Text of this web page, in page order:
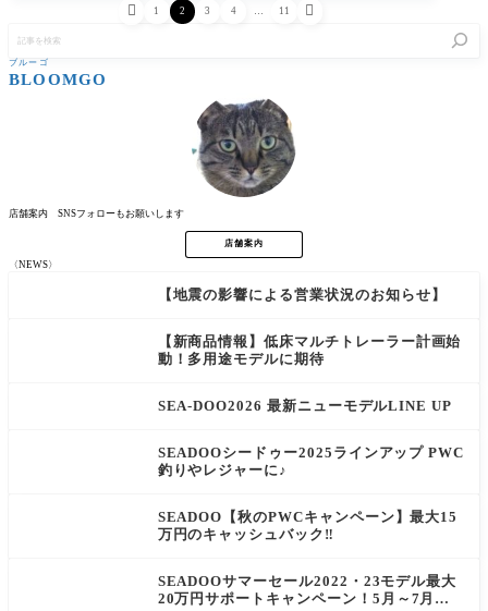
 1 2 3 4 11 
を
検
索
ブルーゴ
BLOOMGO
店舗案内 SNSフォローもお願いします
店舗案内
〈NEWS〉
【地震の影響による営業状況のお知らせ】
【新商品情報】低床マルチトレーラー計画始
動！多用途モデルに期待
SEA-DOO2026 最新ニューモデルLINE UP
SEADOOシードゥー2025ラインアップ PWC
釣りやレジャーに♪
SEADOO【秋のPWCキャンペーン】最大15
万円のキャッシュバック‼
SEADOOサマーセール2022・23モデル最大
20万円サポートキャンペーン！5月～7月末